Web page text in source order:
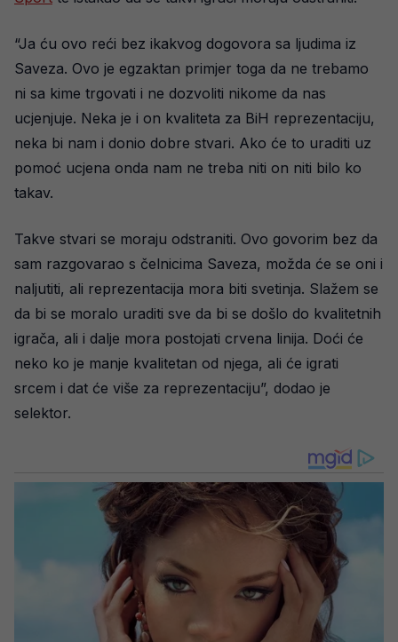
“Ja ću ovo reći bez ikakvog dogovora sa ljudima iz
Saveza. Ovo je egzaktan primjer toga da ne trebamo
ni sa kime trgovati i ne dozvoliti nikome da nas
ucjenjuje. Neka je i on kvaliteta za BiH reprezentaciju,
neka bi nam i donio dobre stvari. Ako će to uraditi uz
pomoć ucjena onda nam ne treba niti on niti bilo ko
takav.
Takve stvari se moraju odstraniti. Ovo govorim bez da
sam razgovarao s čelnicima Saveza, možda će se oni i
naljutiti, ali reprezentacija mora biti svetinja. Slažem se
da bi se moralo uraditi sve da bi se došlo do kvalitetnih
igrača, ali i dalje mora postojati crvena linija. Doći će
neko ko je manje kvalitetan od njega, ali će igrati
srcem i dat će više za reprezentaciju”, dodao je
selektor.